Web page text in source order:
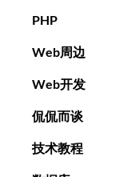
PHP
Web周边
Web开发
侃侃而谈
技术教程